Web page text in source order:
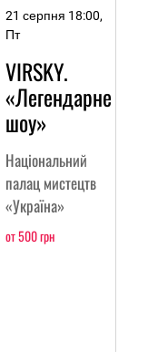
21 серпня 18:00,
Пт
VIRSKY.
«Легендарне
шоу»
Національний
палац мистецтв
«Україна»
от 500 грн